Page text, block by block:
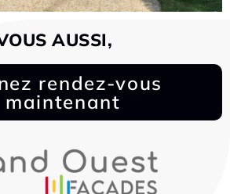
AUSSI,
rendez-vous
maintenant